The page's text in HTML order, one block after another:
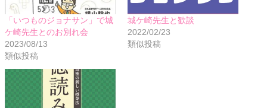
「いつものジョナサン」で城
ケ崎先生とのお別れ会
2023/08/13
類似投稿
城ケ崎先生と歓談
2022/02/23
類似投稿